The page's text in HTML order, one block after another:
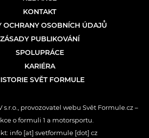
KONTAKT
OCHRANY OSOBNÍCH ÚDAJŮ
ZÁSADY PUBLIKOVÁNÍ
SPOLUPRÁCE
KARIÉRA
SVĚT FORMULE
s.r.o., provozovatel webu Svět Formule.cz –
o formuli 1 a motorsportu.
info [at] svetformule [dot] cz